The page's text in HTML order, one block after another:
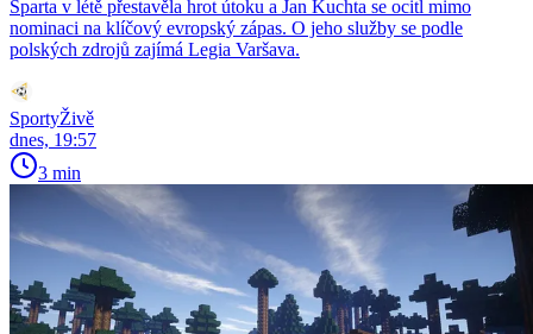
Sparta v létě přestavěla hrot útoku a Jan Kuchta se ocitl mimo
nominaci na klíčový evropský zápas. O jeho služby se podle
polských zdrojů zajímá Legia Varšava.
SportyŽivě
dnes, 19:57
3 min